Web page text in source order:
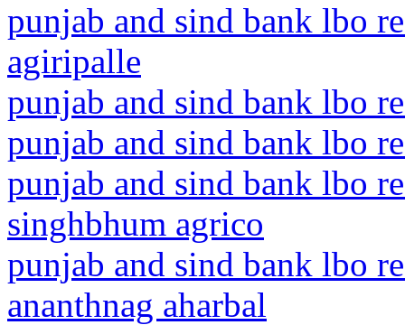
punjab and sind bank lbo
agiripalle
punjab and sind bank lbo
punjab and sind bank lbo
punjab and sind bank lbo
singhbhum agrico
punjab and sind bank lbo
ananthnag aharbal